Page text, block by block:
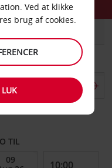
TIL
Ved at klikke
brug af cookies.